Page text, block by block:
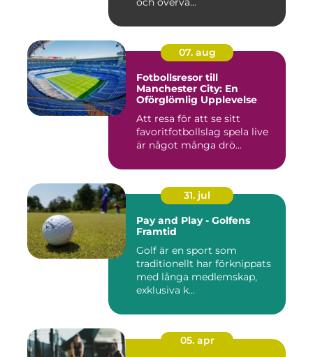
07. aug
Fotbollsresor till
Manchester City: En
Oförglömlig Upplevelse
Att resa för att se sitt
favoritfotbollslag spela live
är något många drö...
31. jul
Pay and Play - Golfens
Framtid
Golf är en sport som
traditionellt har förknippats
med långa medlemskap,
exklusiva k...
05. apr